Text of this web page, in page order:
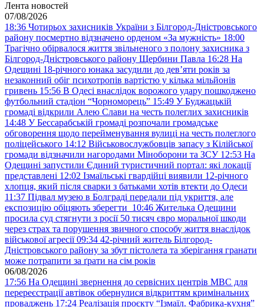
Лента новостей
07/08/2026
18:36 Чотирьох захисників України з Білгород-Дністровського
району посмертно відзначено орденом «За мужність» 18:00
Трагічно обірвалося життя звільненого з полону захисника з
Білгород-Дністровського району Щербини Павла 16:28 На
Одещині 18-річного юнака засудили до дев’яти років за
незаконний обіг психотропів вартістю у кілька мільйонів
гривень 15:56 В Одесі внаслідок ворожого удару пошкоджено
футбольний стадіон “Чорноморець” 15:49 У Буджацькій
громаді відкрили Алею Слави на честь полеглих захисників
14:48 У Бессарабській громаді розпочали громадське
обговорення щодо перейменування вулиці на честь полеглого
поліцейського 14:12 Військовослужбовців запасу з Кілійської
громади відзначили нагородами Міноборони та ЗСУ 12:53 На
Одещині запустили Єдиний туристичний портал: які локації
представлені 12:02 Ізмаїльські гвардійці виявили 12-річного
хлопця, який після сварки з батьками хотів втекти до Одеси
11:37 Підвал музею в Болграді передали під укриття, але
експозицію обіцяють зберегти 10:46 Жителька Одещини
просила суд стягнути з росії 50 тисяч євро моральної шкоди
через страх та порушення звичного способу життя внаслідок
військової агресії 09:34 42-річний житель Білгород-
Дністровського району за збут пістолета та зберігання гранати
може потрапити за ґрати на сім років
06/08/2026
17:56 На Одещині звернення до сервісних центрів МВС для
перереєстрації автівок обернулися відкриттям кримінальних
проваджень 17:24 Реалізація проєкту “Ізмаїл. Фабрика-кухня”